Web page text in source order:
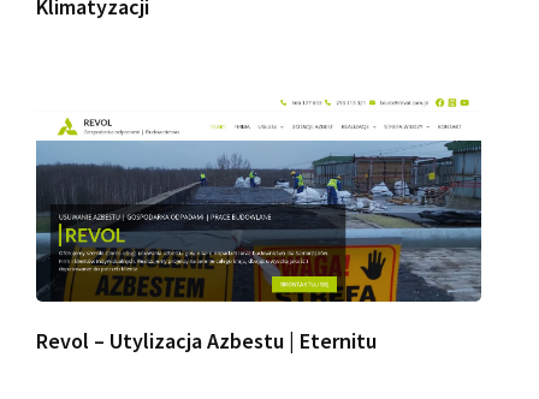
Klimatyzacji
Revol – Utylizacja Azbestu | Eternitu